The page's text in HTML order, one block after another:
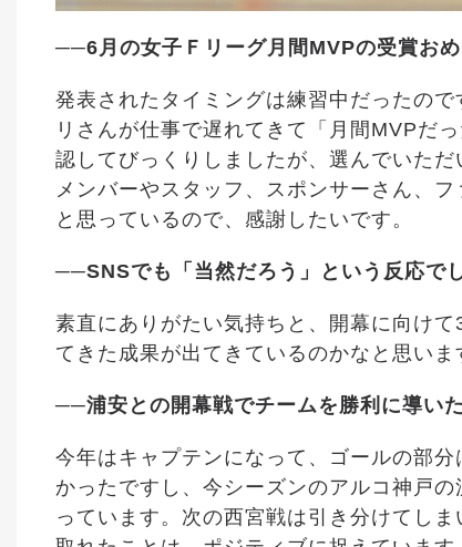
──6月の女子Ｆリーグ月間MVPの受賞お
発表されたタイミングは練習中だったの
リさんが仕事で遅れてきて「月間MVPだ
認してびっくりしましたが、選んでいた
メンバーやスタッフ、スポンサーさん、
と思っているので、感謝したいです。
──SNSでも「当然だろう」という反応でし
素直にありがたい気持ちと、開幕に向け
てきた成果が出てきているのかなと思いま
──浦安との開幕戦でチームを勝利に導い
今年はキャプテンになって、ゴールの部
かったですし、今シーズンのアルコ神戸
っています。次の西宮戦は引き分けてし